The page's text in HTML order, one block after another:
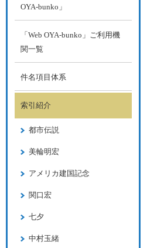
OYA-bunko」
「Web OYA-bunko」ご利用機
関一覧
件名項目体系
索引紹介
都市伝説
美輪明宏
アメリカ建国記念
関口宏
七夕
中村玉緒